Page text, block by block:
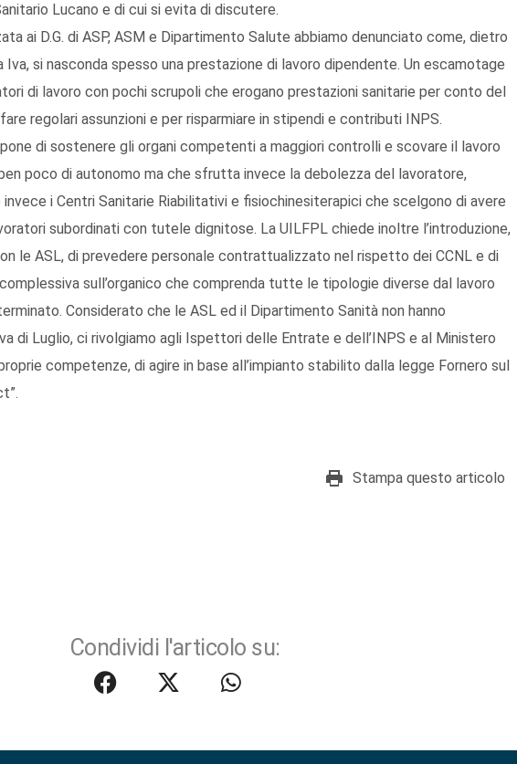
Lucano e di cui si evita di discutere.
ai D.G. di ASP, ASM e Dipartimento Salute abbiamo denunciato come, dietro
Iva, si nasconda spesso una prestazione di lavoro dipendente. Un escamotage
di lavoro con pochi scrupoli che erogano prestazioni sanitarie per conto del
regolari assunzioni e per risparmiare in stipendi e contributi INPS.
di sostenere gli organi competenti a maggiori controlli e scovare il lavoro
poco di autonomo ma che sfrutta invece la debolezza del lavoratore,
i Centri Sanitarie Riabilitativi e fisiochinesiterapici che scelgono di avere
subordinati con tutele dignitose. La UILFPL chiede inoltre l’introduzione,
le ASL, di prevedere personale contrattualizzato nel rispetto dei CCNL e di
sull’organico che comprenda tutte le tipologie diverse dal lavoro
Considerato che le ASL ed il Dipartimento Sanità non hanno
di Luglio, ci rivolgiamo agli Ispettori delle Entrate e dell’INPS e al Ministero
competenze, di agire in base all’impianto stabilito dalla legge Fornero sul
Stampa questo articolo
Condividi l'articolo su: